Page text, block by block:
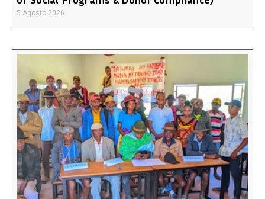
5 Agosto 2026